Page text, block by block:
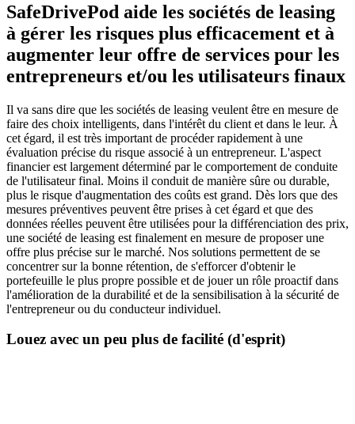
SafeDrivePod aide les sociétés de leasing
à gérer les risques plus efficacement et à
augmenter leur offre de services pour les
entrepreneurs et/ou les utilisateurs finaux
Il va sans dire que les sociétés de leasing veulent être en mesure de
faire des choix intelligents, dans l'intérêt du client et dans le leur. À
cet égard, il est très important de procéder rapidement à une
évaluation précise du risque associé à un entrepreneur. L'aspect
financier est largement déterminé par le comportement de conduite
de l'utilisateur final. Moins il conduit de manière sûre ou durable,
plus le risque d'augmentation des coûts est grand. Dès lors que des
mesures préventives peuvent être prises à cet égard et que des
données réelles peuvent être utilisées pour la différenciation des prix,
une société de leasing est finalement en mesure de proposer une
offre plus précise sur le marché. Nos solutions permettent de se
concentrer sur la bonne rétention, de s'efforcer d'obtenir le
portefeuille le plus propre possible et de jouer un rôle proactif dans
l'amélioration de la durabilité et de la sensibilisation à la sécurité de
l'entrepreneur ou du conducteur individuel.
Louez avec un peu plus de facilité (d'esprit)